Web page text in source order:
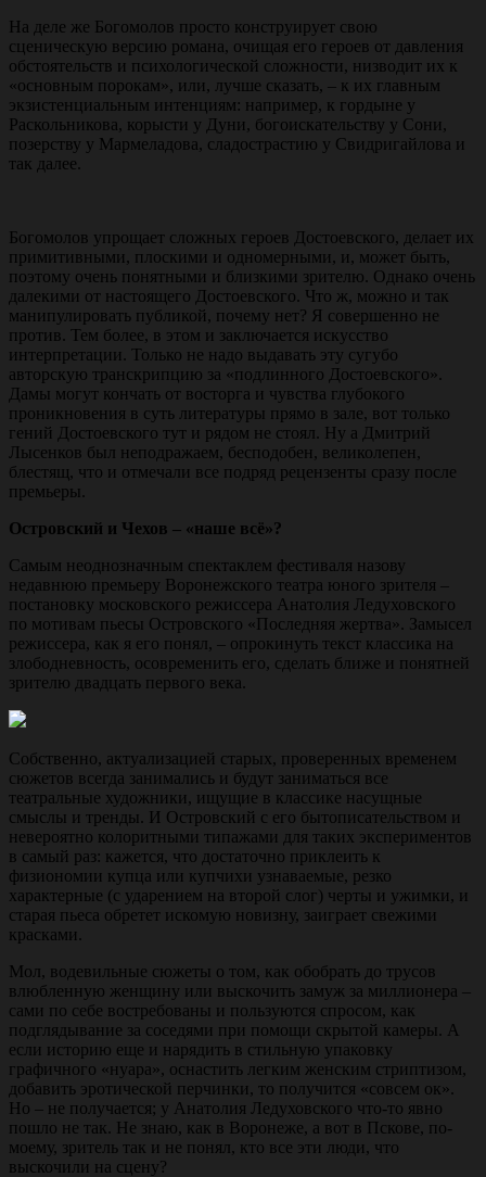
На деле же Богомолов просто конструирует свою
сценическую версию романа, очищая его героев от давления
обстоятельств и психологической сложности, низводит их к
«основным порокам», или, лучше сказать, – к их главным
экзистенциальным интенциям: например, к гордыне у
Раскольникова, корысти у Дуни, богоискательству у Сони,
позерству у Мармеладова, сладострастию у Свидригайлова и
так далее.
Богомолов упрощает сложных героев Достоевского, делает их
примитивными, плоскими и одномерными, и, может быть,
поэтому очень понятными и близкими зрителю. Однако очень
далекими от настоящего Достоевского. Что ж, можно и так
манипулировать публикой, почему нет? Я совершенно не
против. Тем более, в этом и заключается искусство
интерпретации. Только не надо выдавать эту сугубо
авторскую транскрипцию за «подлинного Достоевского».
Дамы могут кончать от восторга и чувства глубокого
проникновения в суть литературы прямо в зале, вот только
гений Достоевского тут и рядом не стоял. Ну а Дмитрий
Лысенков был неподражаем, бесподобен, великолепен,
блестящ, что и отмечали все подряд рецензенты сразу после
премьеры.
Островский и Чехов – «наше всё»?
Самым неоднозначным спектаклем фестиваля назову
недавнюю премьеру Воронежского театра юного зрителя –
постановку московского режиссера Анатолия Ледуховского
по мотивам пьесы Островского «Последняя жертва». Замысел
режиссера, как я его понял, – опрокинуть текст классика на
злободневность, осовременить его, сделать ближе и понятней
зрителю двадцать первого века.
Собственно, актуализацией старых, проверенных временем
сюжетов всегда занимались и будут заниматься все
театральные художники, ищущие в классике насущные
смыслы и тренды. И Островский с его бытописательством и
невероятно колоритными типажами для таких экспериментов
в самый раз: кажется, что достаточно приклеить к
физиономии купца или купчихи узнаваемые, резко
характерные (с ударением на второй слог) черты и ужимки, и
старая пьеса обретет искомую новизну, заиграет свежими
красками.
Мол, водевильные сюжеты о том, как обобрать до трусов
влюбленную женщину или выскочить замуж за миллионера –
сами по себе востребованы и пользуются спросом, как
подглядывание за соседями при помощи скрытой камеры. А
если историю еще и нарядить в стильную упаковку
графичного «нуара», оснастить легким женским стриптизом,
добавить эротической перчинки, то получится «совсем ок».
Но – не получается; у Анатолия Ледуховского что-то явно
пошло не так. Не знаю, как в Воронеже, а вот в Пскове, по-
моему, зритель так и не понял, кто все эти люди, что
выскочили на сцену?